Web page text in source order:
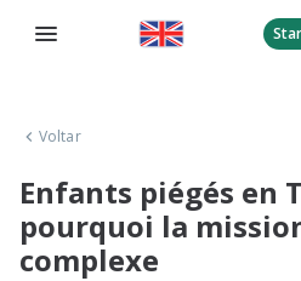
Voltar
Enfants piégés en
pourquoi la
complexe